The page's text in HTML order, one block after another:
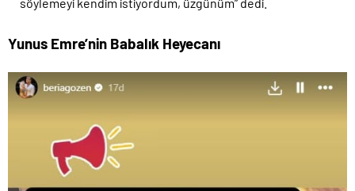
Yunus Emre’nin Babalık Heyecanı